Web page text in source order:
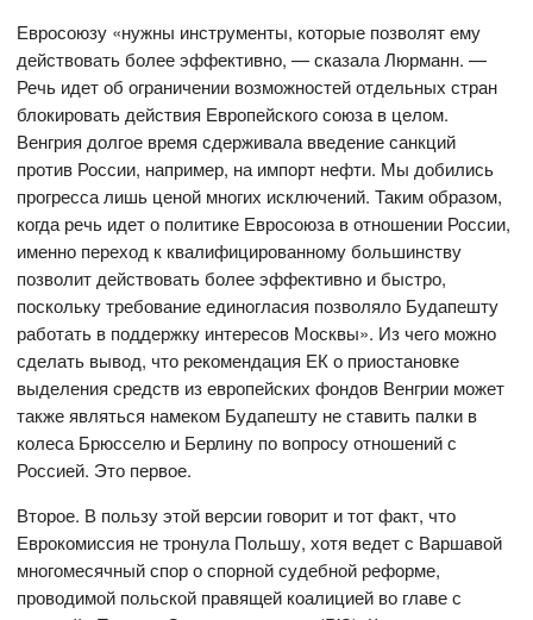
Евросоюзу «нужны инструменты, которые позволят ему
действовать более эффективно, — сказала Люрманн. —
Речь идет об ограничении возможностей отдельных стран
блокировать действия Европейского союза в целом.
Венгрия долгое время сдерживала введение санкций
против России, например, на импорт нефти. Мы добились
прогресса лишь ценой многих исключений. Таким образом,
когда речь идет о политике Евросоюза в отношении России,
именно переход к квалифицированному большинству
позволит действовать более эффективно и быстро,
поскольку требование единогласия позволяло Будапешту
работать в поддержку интересов Москвы». Из чего можно
сделать вывод, что рекомендация ЕК о приостановке
выделения средств из европейских фондов Венгрии может
также являться намеком Будапешту не ставить палки в
колеса Брюсселю и Берлину по вопросу отношений с
Россией. Это первое.
Второе. В пользу этой версии говорит и тот факт, что
Еврокомиссия не тронула Польшу, хотя ведет с Варшавой
многомесячный спор о спорной судебной реформе,
проводимой польской правящей коалицией во главе с